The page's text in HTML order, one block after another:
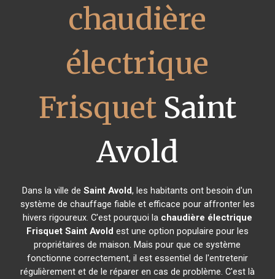
chaudière
électrique
FrisquetSaint
Avold
Dans la ville deSaint Avold, les habitants ont besoin d'un
système de chauffage fiable et efficace pour affronter les
hivers rigoureux. C'est pourquoi la chaudière électrique
Frisquet Saint Avold est une option populaire pour les
propriétaires de maison. Mais pour que ce système
fonctionne correctement, il est essentiel de l'entretenir
régulièrement et de le réparer en cas de problème. C'est là